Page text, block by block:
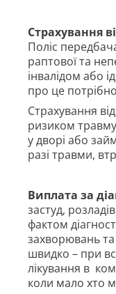
Страхування
Поліс
раптової та
інвалідом або
про це
Страхування
ризиком
у дворі або
разі травми,
Виплата за
застуд,
фактом
захворювань та
швидко – при
лікування в
коли мало хто